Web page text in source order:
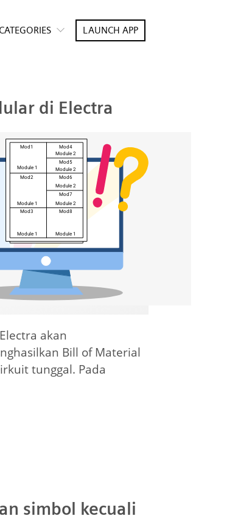
LAUNCH APP
di Electra
akan
Bill of Material
tunggal. Pada
simbol kecuali